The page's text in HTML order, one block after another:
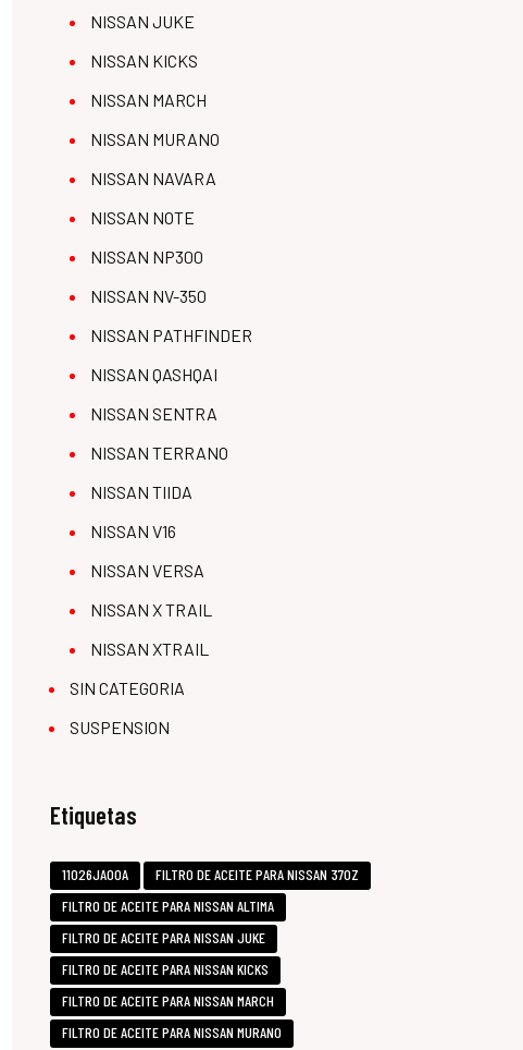
NISSAN JUKE
NISSAN KICKS
NISSAN MARCH
NISSAN MURANO
NISSAN NAVARA
NISSAN NOTE
NISSAN NP300
NISSAN NV-350
NISSAN PATHFINDER
NISSAN QASHQAI
NISSAN SENTRA
NISSAN TERRANO
NISSAN TIIDA
NISSAN V16
NISSAN VERSA
NISSAN X TRAIL
NISSAN XTRAIL
SIN CATEGORIA
SUSPENSION
Etiquetas
11026JA00A
FILTRO DE ACEITE PARA NISSAN 370Z
FILTRO DE ACEITE PARA NISSAN ALTIMA
FILTRO DE ACEITE PARA NISSAN JUKE
FILTRO DE ACEITE PARA NISSAN KICKS
FILTRO DE ACEITE PARA NISSAN MARCH
FILTRO DE ACEITE PARA NISSAN MURANO